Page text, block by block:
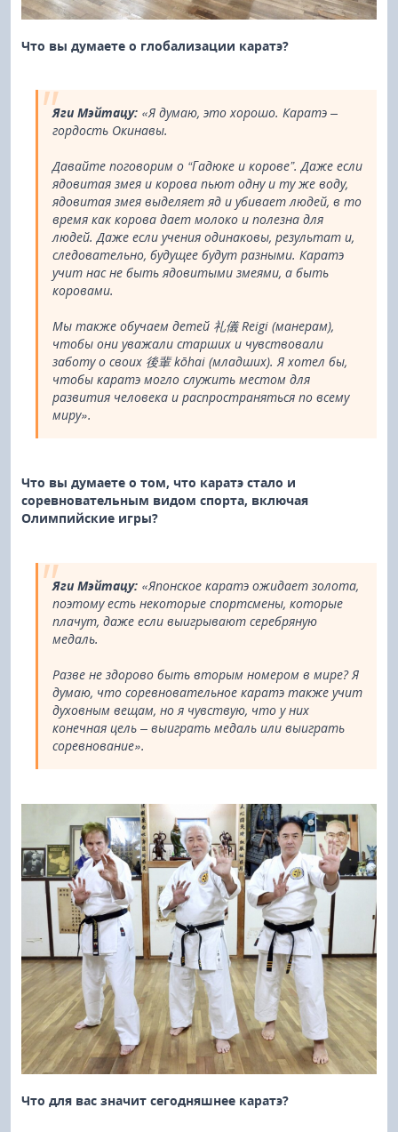
Что вы думаете о глобализации каратэ?
Яги Мэйтацу: «Я думаю, это хорошо. Каратэ –
гордость Окинавы.
Давайте поговорим о “Гадюке и корове”. Даже если
ядовитая змея и корова пьют одну и ту же воду,
ядовитая змея выделяет яд и убивает людей, в то
время как корова дает молоко и полезна для
людей. Даже если учения одинаковы, результат и,
следовательно, будущее будут разными. Каратэ
учит нас не быть ядовитыми змеями, а быть
коровами.
Мы также обучаем детей 礼儀 Reigi (манерам),
чтобы они уважали старших и чувствовали
заботу о своих 後輩 kōhai (младших). Я хотел бы,
чтобы каратэ могло служить местом для
развития человека и распространяться по всему
миру».
Что вы думаете о том, что каратэ стало и
соревновательным видом спорта, включая
Олимпийские игры?
Яги Мэйтацу: «Японское каратэ ожидает золота,
поэтому есть некоторые спортсмены, которые
плачут, даже если выигрывают серебряную
медаль.
Разве не здорово быть вторым номером в мире? Я
думаю, что соревновательное каратэ также учит
духовным вещам, но я чувствую, что у них
конечная цель – выиграть медаль или выиграть
соревнование».
Что для вас значит сегодняшнее каратэ?